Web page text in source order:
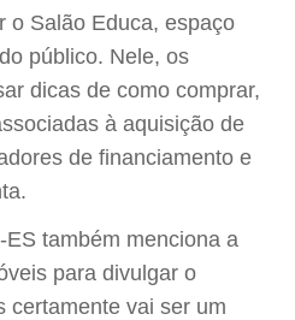
o Salão Educa, espaço
público. Nele, os
dicas de como comprar,
à aquisição de
de financiamento e
também menciona a
para divulgar o
certamente vai ser um